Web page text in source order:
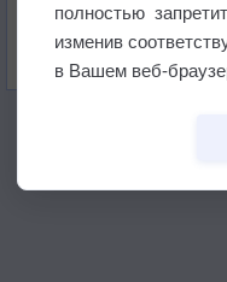
бабочек
полностью
изменив
в Вашем веб-